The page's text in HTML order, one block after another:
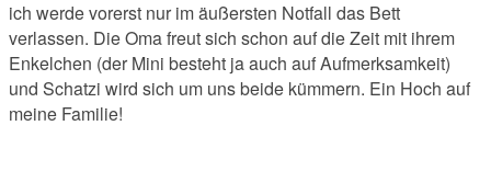
ich werde vorerst nur im äußersten Notfall das Bett
verlassen. Die Oma freut sich schon auf die Zeit mit ihrem
Enkelchen (der Mini besteht ja auch auf Aufmerksamkeit)
und Schatzi wird sich um uns beide kümmern. Ein Hoch auf
meine Familie!